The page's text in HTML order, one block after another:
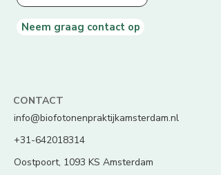
Neem graag contact op
CONTACT
info@biofotonenpraktijkamsterdam.nl
​+31-642018314​​
Oostpoort, 1093 KS Amsterdam